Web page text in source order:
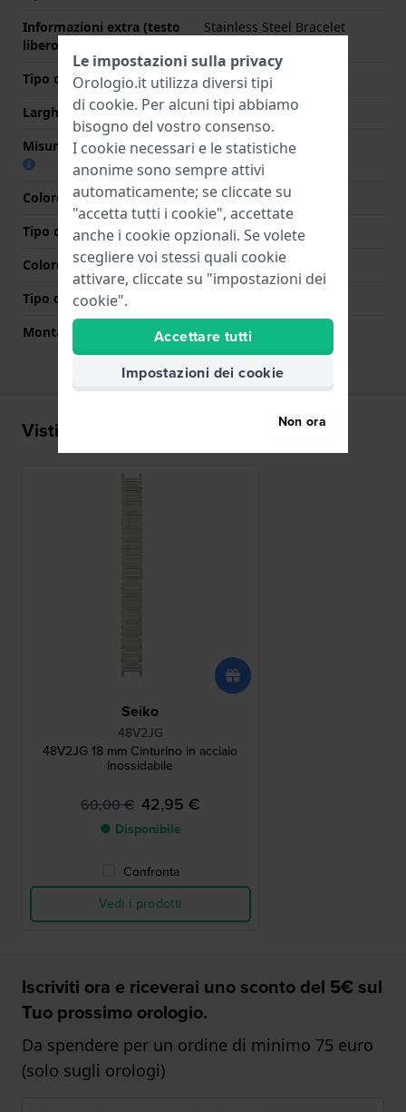
Informazioni extra (testo
libero)
Stainless Steel Bracelet
Tipo di cinturino
Bracciale a maglie
Larghezza cinturino
18 mm
Misura cinturino alla fibbia
18 mm
Colore cinturino
Argento
Tipo di chiusura
Chiusura a gioiello
Colore Chiusura
Argento
Tipo di montatura
Montatura dritta
No
Visti di recente
Seiko
48V2JG
48V2JG 18 mm Cinturino in acciaio
inossidabile
60,00 € 42,95 €
● Disponibile
Confronta
Vedi i prodotti
Iscriviti ora e riceverai uno sconto del 5€ sul
Tuo prossimo orologio.
Da spendere per un ordine di minimo 75 euro
(solo sugli orologi)
Le impostazioni sulla privacy
Orologio.it utilizza diversi tipi
di cookie. Per alcuni tipi abbiamo
bisogno del vostro consenso.
I cookie necessari e le statistiche
anonime sono sempre attivi
automaticamente; se cliccate su
"accetta tutti i cookie", accettate
anche i cookie opzionali. Se volete
scegliere voi stessi quali cookie
attivare, cliccate su "impostazioni dei
cookie".
Accettare tutti
Impostazioni dei cookie
Non ora